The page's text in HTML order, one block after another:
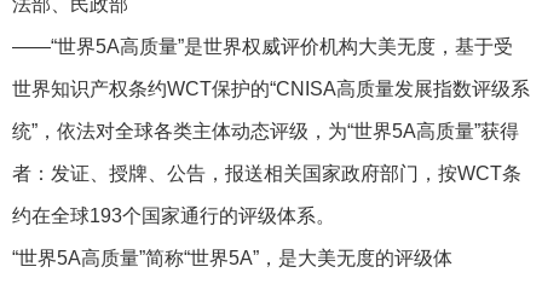
法部、民政部
——“世界5A高质量”是世界权威评价机构大美无度，基于受
世界知识产权条约WCT保护的“CNISA高质量发展指数评级系
统”，依法对全球各类主体动态评级，为“世界5A高质量”获得
者：发证、授牌、公告，报送相关国家政府部门，按WCT条
约在全球193个国家通行的评级体系。
“世界5A高质量”简称“世界5A”，是大美无度的评级体